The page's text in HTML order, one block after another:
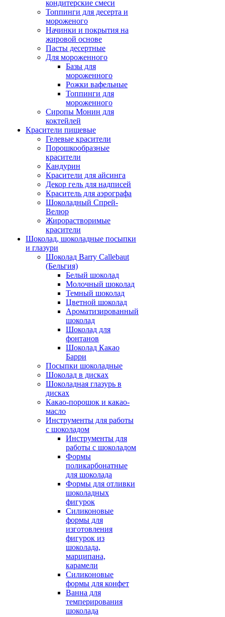
кондитерские смеси
Топпинги для десерта и
мороженого
Начинки и покрытия на
жировой основе
Пасты десертные
Для мороженного
Базы для
мороженного
Рожки вафельные
Топпинги для
мороженного
Сиропы Монин для
коктейлей
Красители пищевые
Гелевые красители
Порошкообразные
красители
Кандурин
Красители для айсинга
Декор гель для надписей
Краситель для аэрографа
Шоколадный Спрей-
Велюр
Жирорастворимые
красители
Шоколад, шоколадные посыпки
и глазури
Шоколад Barry Callebaut
(Бельгия)
Белый шоколад
Молочный шоколад
Темный шоколад
Цветной шоколад
Ароматизированный
шоколад
Шоколад для
фонтанов
Шоколад Какао
Барри
Посыпки шоколадные
Шоколад в дисках
Шоколадная глазурь в
дисках
Какао-порошок и какао-
масло
Инструменты для работы
с шоколадом
Инструменты для
работы с шоколадом
Формы
поликарбонатные
для шоколада
Формы для отливки
шоколадных
фигурок
Силиконовые
формы для
изготовления
фигурок из
шоколада,
марципана,
карамели
Силиконовые
формы для конфет
Ванна для
темперирования
шоколада